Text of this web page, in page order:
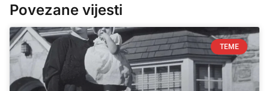
Povezane vijesti
TEME